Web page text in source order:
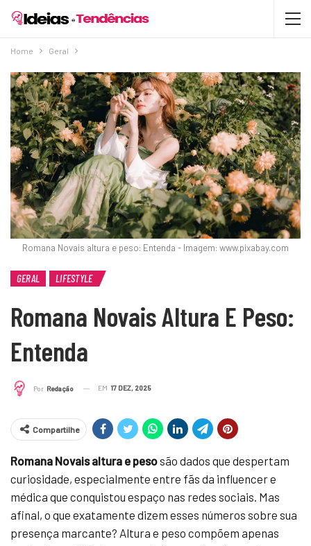
Home Geral
Romana Novais altura e peso: Entenda - Imagem: www.pixabay.com
GERAL LIFESTYLE
Romana Novais Altura E Peso:
Entenda
Por Redação EM 17 DEZ, 2025
Compartilhe
Romana Novais altura e pesosão dados que despertam
curiosidade, especialmente entre fãs da influencer e
médica que conquistou espaço nas redes sociais. Mas
afinal, o que exatamente dizem esses números sobre sua
presença marcante? Altura e peso compõem apenas